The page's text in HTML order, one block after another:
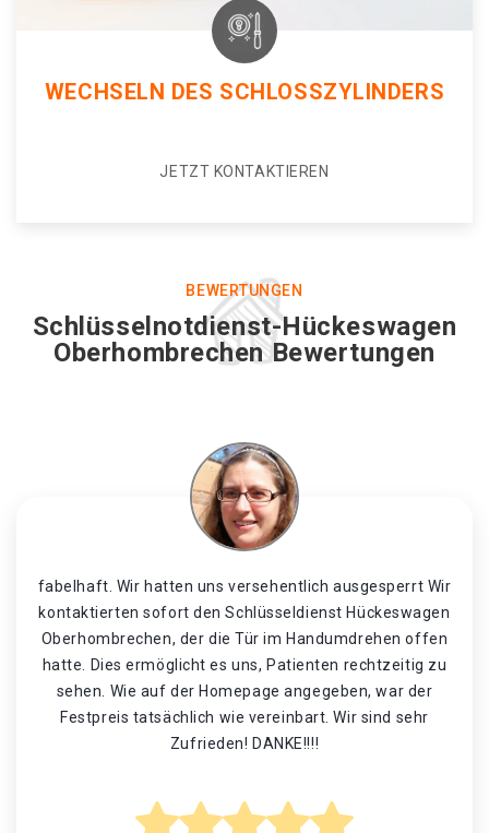
WECHSELN DES SCHLOSSZYLINDERS
JETZT KONTAKTIEREN
BEWERTUNGEN
Schlüsselnotdienst-Hückeswagen
Oberhombrechen Bewertungen
fabelhaft. Wir hatten uns versehentlich ausgesperrt Wir
kontaktierten sofort den Schlüsseldienst Hückeswagen
Oberhombrechen, der die Tür im Handumdrehen offen
hatte. Dies ermöglicht es uns, Patienten rechtzeitig zu
sehen. Wie auf der Homepage angegeben, war der
Festpreis tatsächlich wie vereinbart. Wir sind sehr
Zufrieden! DANKE!!!!